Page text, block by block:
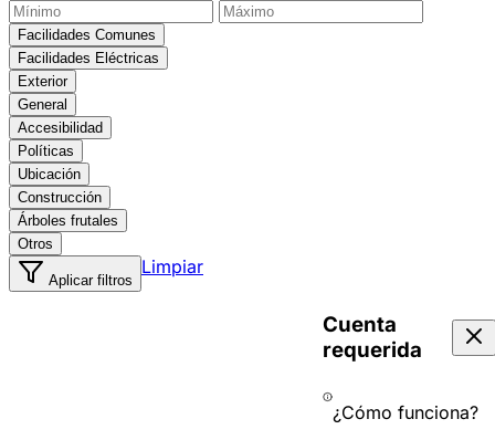
Facilidades Comunes
Facilidades Eléctricas
Exterior
General
Accesibilidad
Políticas
Ubicación
Construcción
Árboles frutales
Otros
Aplicar filtros
Limpiar
Cuenta
requerida
¿Cómo funciona?